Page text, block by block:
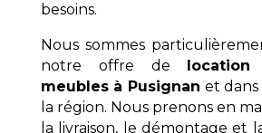
besoins.
Nous sommes
notre offre de
meubles à Pusignan et dans
la région. Nous prenons en
la livraison, le démontage et